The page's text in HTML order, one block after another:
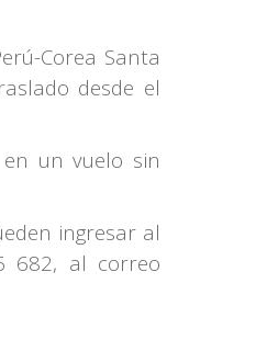
Corea Santa
desde el
un vuelo sin
ingresar al
682, al correo